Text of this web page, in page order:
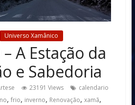
Universo Xamânico
– A Estação da
e Sabedoria
23191 Views
calendario
, frio, inverno, Renovação, xamã,